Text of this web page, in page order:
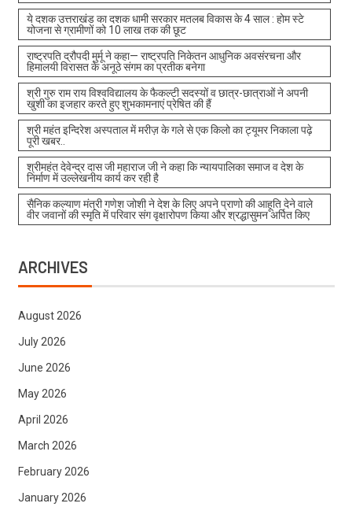
ये दशक उत्तराखंड का दशक धामी सरकार मतलब विकास के 4 साल : होम स्टे
योजना से ग्रामीणों को 10 लाख तक की छूट
राष्ट्रपति द्रौपदी मुर्मू ने कहा— राष्ट्रपति निकेतन आधुनिक अवसंरचना और
हिमालयी विरासत के अनूठे संगम का प्रतीक बनेगा
श्री गुरु राम राय विश्वविद्यालय के फैकल्टी सदस्यों व छात्र-छात्राओं ने अपनी
खुशी का इजहार करते हुए शुभकामनाएं प्रेषित की हैं
श्री महंत इन्दिरेश अस्पताल में मरीज़ के गले से एक किलो का ट्यूमर निकाला पढ़े
पूरी खबर..
श्रीमहंत देवेन्द्र दास जी महाराज जी ने कहा कि न्यायपालिका समाज व देश के
निर्माण में उल्लेखनीय कार्य कर रही है
सैनिक कल्याण मंत्री गणेश जोशी ने देश के लिए अपने प्राणो की आहूति देने वाले
वीर जवानों की स्मृति में परिवार संग वृक्षारोपण किया और श्रद्धासुमन अर्पित किए
ARCHIVES
August 2026
July 2026
June 2026
May 2026
April 2026
March 2026
February 2026
January 2026